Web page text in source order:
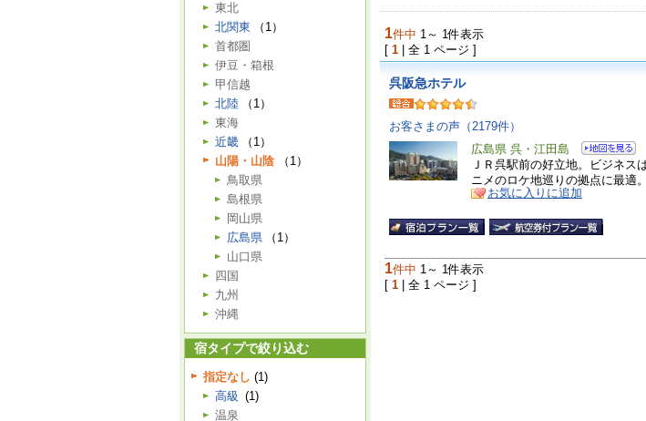
東北
北関東
（1）
首都圏
伊豆・箱根
甲信越
北陸
（1）
東海
近畿
（1）
山陽・山陰 （1）
鳥取県
島根県
岡山県
広島県
（1）
山口県
四国
九州
沖縄
宿タイプで絞り込む
指定なし (1)
高級 (1)
温泉
1件中 1～ 1件表示
[ 1 | 全 1 ページ ]
呉阪急ホテル
お客さまの声（2179件）
広島県 呉・江田島
ＪＲ呉駅前の好立地。ビジネス
ニメのロケ地巡りの拠点に最適。
お気に入りに追加
1件中 1～ 1件表示
[ 1 | 全 1 ページ ]